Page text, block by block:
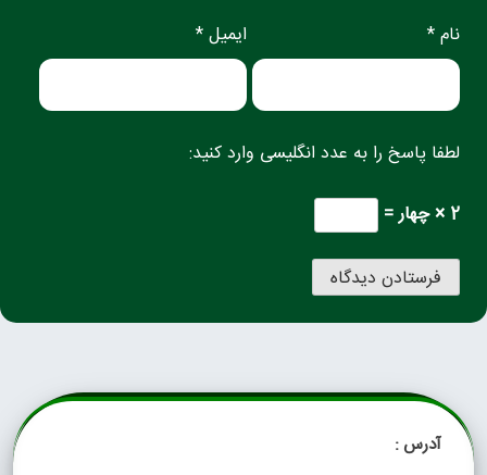
نام * ایمیل *
لطفا پاسخ را به عدد انگلیسی وارد کنید:
2 × چهار =
آدرس :